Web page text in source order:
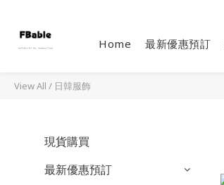
Home 最新優惠預訂
View All / 日韓服飾
現貨購買
最新優惠預訂